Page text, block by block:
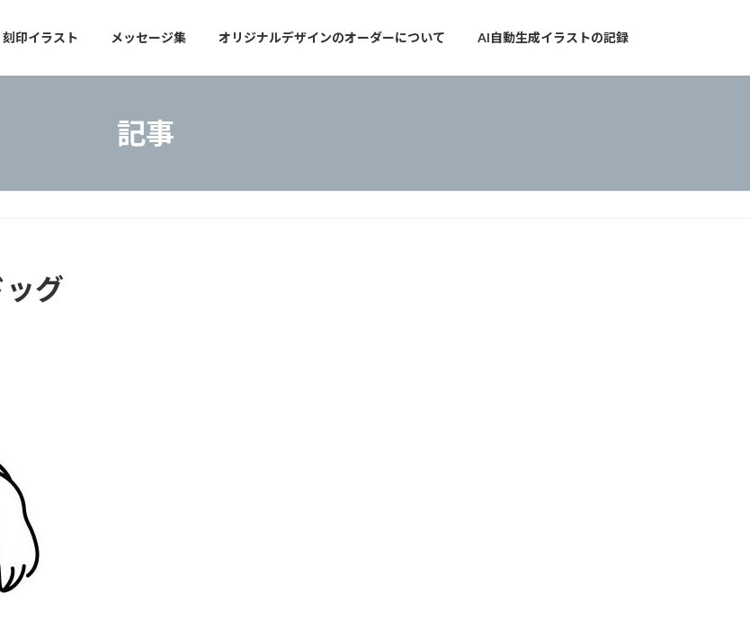
刻印イラスト メッセージ集 オリジナルデザインのオーダーについて AI自動生成イラストの記録
記事
グ